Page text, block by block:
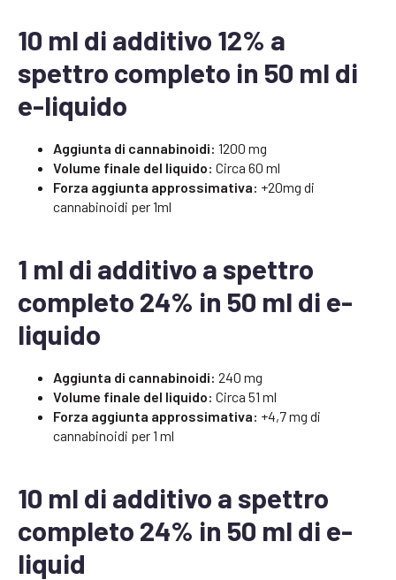
10 ml di additivo 12% a
spettro completo in 50 ml di
e-liquido
Aggiunta di cannabinoidi: 1200 mg
Volume finale del liquido: Circa 60 ml
Forza aggiunta approssimativa: +20mg di
cannabinoidi per 1ml
1 ml di additivo a spettro
completo 24% in 50 ml di e-
liquido
Aggiunta di cannabinoidi: 240 mg
Volume finale del liquido: Circa 51 ml
Forza aggiunta approssimativa: +4,7 mg di
cannabinoidi per 1 ml
10 ml di additivo a spettro
completo 24% in 50 ml di e-
liquid